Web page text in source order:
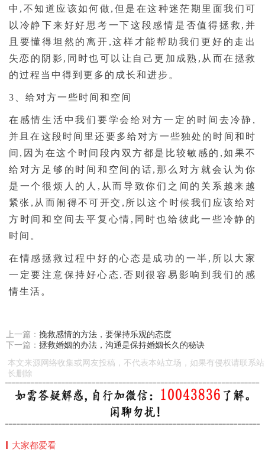
中,不知道应该如何做,但是在这种迷茫期里面我们可
以冷静下来好好思考一下这段感情是否值得拯救,并
且要懂得坦然的离开,这样才能帮助我们更好的走出
失恋的阴影,同时也可以让自己更加成熟,从而在拯救
的过程当中得到更多的成长和进步。
3、给对方一些时间和空间
在感情生活中我们要学会给对方一定的时间去冷静,
并且在这段时间里还要多给对方一些独处的时间和时
间,因为在这个时间段内双方都是比较敏感的,如果不
给对方足够的时间和空间的话,那么对方就会认为你
是一个很烦人的人,从而导致你们之间的关系越来越
紧张,从而闹得不可开交,所以这个时候我们应该给对
方时间和空间去平复心情,同时也给彼此一些冷静的
时间。
在情感拯救过程中好的心态是成功的一半,所以大家
一定要注意保持好心态,否则很容易影响到我们的感
情生活。
上一篇： 挽救感情的方法，要保持乐观的态度
下一篇： 拯救婚姻的办法，沟通是保持婚姻长久的秘诀
本文来源网络收集或网友投稿，不代表本站立场，如果有侵权请联系站
长删除
大家都爱看